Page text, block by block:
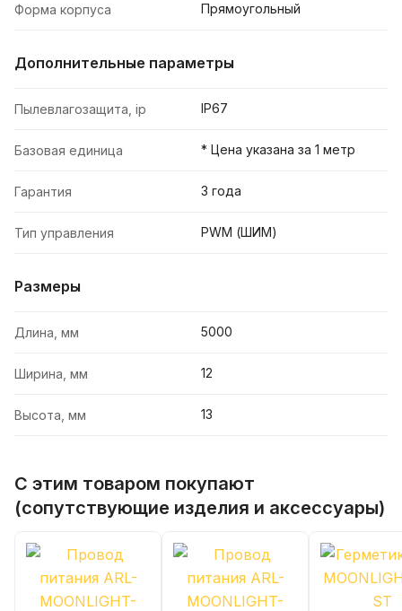
Форма корпуса Прямоугольный
Дополнительные параметры
Пылевлагозащита, ip IP67
Базовая единица * Цена указана за 1 метр
Гарантия 3 года
Тип управления PWM (ШИМ)
Размеры
Длина, мм 5000
Ширина, мм 12
Высота, мм 13
С этим товаром покупают
(сопутствующие изделия и аксессуары)